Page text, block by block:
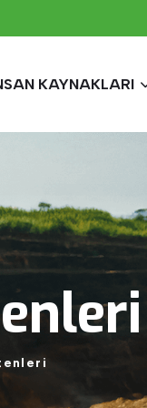
KAYNAKLARI